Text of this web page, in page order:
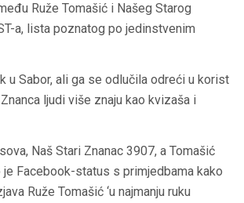
Ruže Tomašić i Našeg Starog
a, lista poznatog po jedinstvenim
Sabor, ali ga se odlučila odreći u korist
ljudi više znaju kao kvizaša i
Naš Stari Znanac 3907, a Tomašić
Facebook-status s primjedbama kako
Ruže Tomašić ‘u najmanju ruku